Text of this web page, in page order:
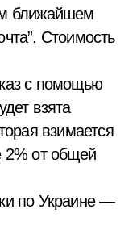
ближайшем
Стоимость
с помощью
взята
взимается
2% от общей
по Украине —